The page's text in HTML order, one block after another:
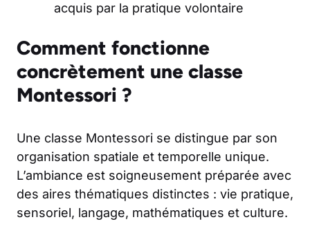
acquis par la pratique volontaire
Comment fonctionne
concrètement une classe
Montessori ?
Une classe Montessori se distingue par son
organisation spatiale et temporelle unique.
L’ambiance est soigneusement préparée avec
des aires thématiques distinctes : vie pratique,
sensoriel, langage, mathématiques et culture.